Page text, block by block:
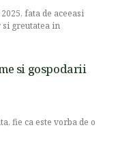
fata de aceeasi
greutatea in
si gospodarii
fie ca este vorba de o